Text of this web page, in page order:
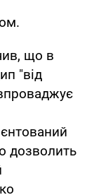
що в
"від
дозволить